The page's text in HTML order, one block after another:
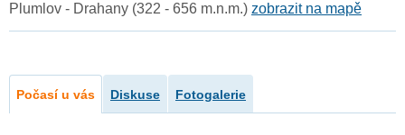
Plumlov - Drahany (322 - 656 m.n.m.) zobrazit na mapě
Počasí u vás Diskuse Fotogalerie